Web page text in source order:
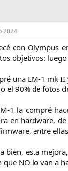
2024
con Olympus
objetivos:
una EM-1 mk
el 90% de fotos
1 la compré
en hardware,
entre
bien, esta
que NO lo van a